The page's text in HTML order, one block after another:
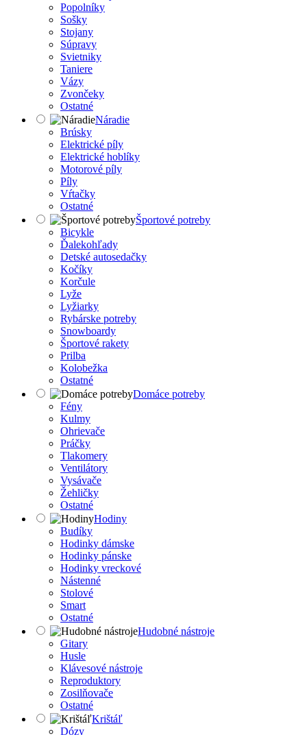
Popolníky
Sošky
Stojany
Súpravy
Svietniky
Taniere
Vázy
Zvončeky
Ostatné
Náradie
Brúsky
Elektrické píly
Elektrické hoblíky
Motorové píly
Píly
Vŕtačky
Ostatné
Športové potreby
Bicykle
Ďalekohľady
Detské autosedačky
Kočíky
Korčule
Lyže
Lyžiarky
Rybárske potreby
Snowboardy
Športové rakety
Prilba
Kolobežka
Ostatné
Domáce potreby
Fény
Kulmy
Ohrievače
Práčky
Tlakomery
Ventilátory
Vysávače
Žehličky
Ostatné
Hodiny
Budíky
Hodinky dámske
Hodinky pánske
Hodinky vreckové
Nástenné
Stolové
Smart
Ostatné
Hudobné nástroje
Gitary
Husle
Klávesové nástroje
Reproduktory
Zosilňovače
Ostatné
Krištáľ
Dózy